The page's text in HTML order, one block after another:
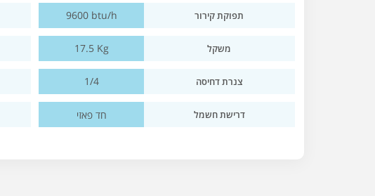
תפוקת קירור 9600 btu/h
משקל 17.5 Kg
צנרת דחיסה 1/4
דרישת חשמל חד פאזי